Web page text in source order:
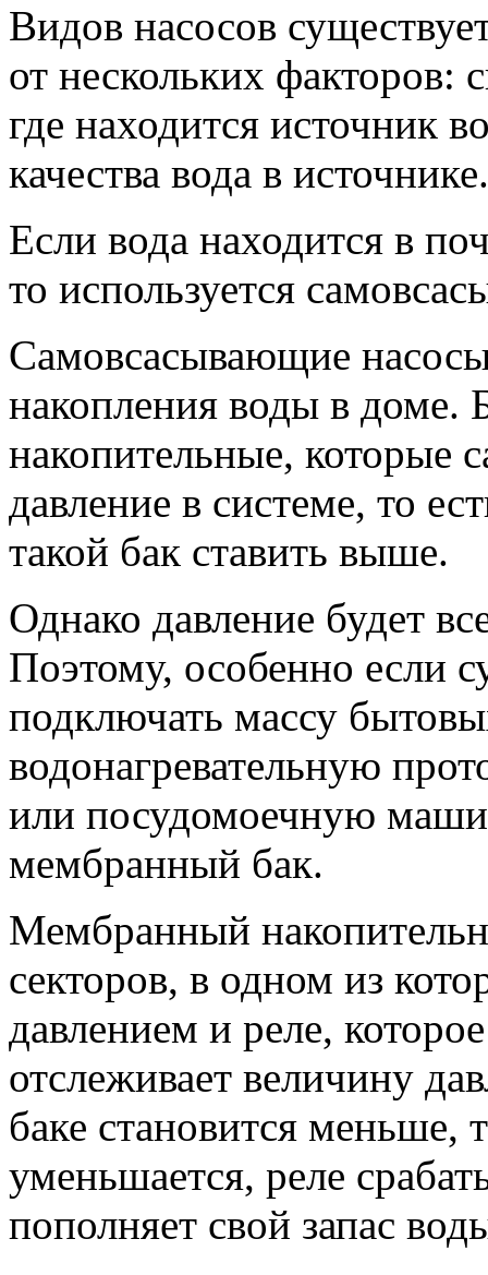
Видов насосов
от нескольких факторов:
где находится источник
качества вода в источнике.
Если вода находится в
то используется
Самовсасывающие
накопления воды в доме.
накопительные, которые
давление в системе, то
такой бак ставить выше.
Однако давление будет
Поэтому, особенно если
подключать массу
водонагревательную
или посудомоечную
мембранный бак.
Мембранный
секторов, в одном из
давлением и реле,
отслеживает величину
баке становится меньше,
уменьшается, реле
пополняет свой запас